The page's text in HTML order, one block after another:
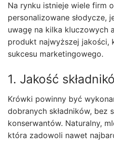
Na rynku istnieje wiele firm
personalizowane słodycze,
uwagę na kilka kluczowych
produkt najwyższej jakości,
sukcesu marketingowego.
1. Jakość
Krówki powinny być
dobranych składników, bez
konserwantów. Naturalny,
która zadowoli nawet